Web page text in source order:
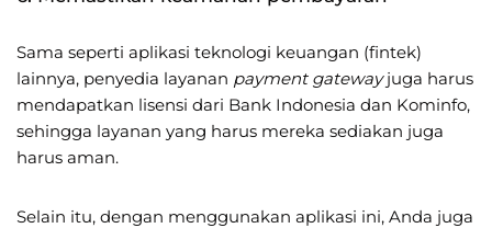
Sama seperti aplikasi teknologi keuangan (fintek)
lainnya, penyedia layanan payment gatewayjuga harus
mendapatkan lisensi dari Bank Indonesia dan Kominfo,
sehingga layanan yang harus mereka sediakan juga
harus aman.
Selain itu, dengan menggunakan aplikasi ini, Anda juga